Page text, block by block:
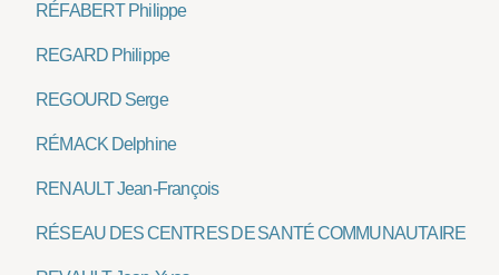
RÉFABERT Philippe
REGARD Philippe
REGOURD Serge
RÉMACK Delphine
RENAULT Jean-François
RÉSEAU DES CENTRES DE SANTÉ COMMUNAUTAIRE